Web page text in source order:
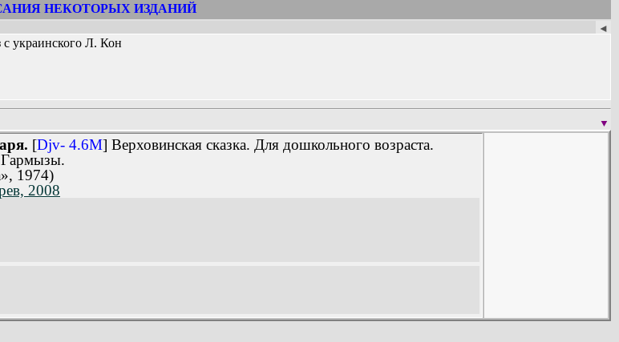
НЕКОТОРЫХ ИЗДАНИЙ
◄
с украинского Л. Кон
▼
[Djv- 4.6M] Верховинская сказка. Для дошкольного возраста.
Гармызы.
1974)
2008